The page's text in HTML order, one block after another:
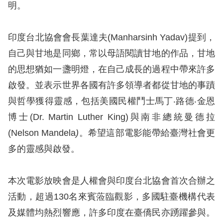
權
約
情
申
訴
資
庫
無
明。
印度台北協會會長葉達夫(Manharsinh Yadav)提到，
自己與甘地是同鄉，常以母語閱讀甘地的作品，甘地
的思想猶如一盞明燈，在自己成長的過程中帶來許多
啟發。並表示世界各國有許多領導者都從甘地的事蹟
與哲學獲得靈感，包括美國民權鬥士馬丁‧路德‧金恩
博士(Dr. Martin Luther King)與南非總統曼德拉
(Nelson Mandela)。希望這部電影能帶給臺灣社會更
多的靈感與啟發。
本次電影放映會是人權會與印度台北協會首次合辦之
活動，超過130名來賓蒞臨觀影，多國駐臺機構代表
及媒體均熱烈響應，許多印度在臺僑民亦踴躍參與。